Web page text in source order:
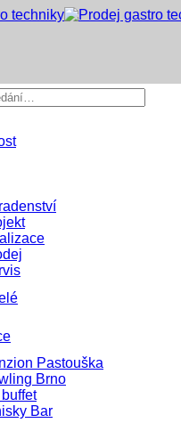
Pastouška
Brno
Bar